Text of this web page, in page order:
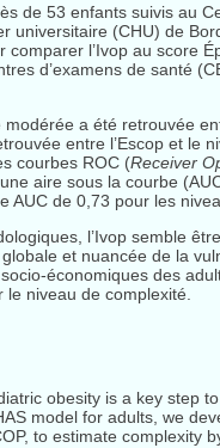
de 53 enfants suivis au
universitaire (CHU) de
l’Ivop au score
d’examens de santé
a été retrouvée
entre l’Escop et le
courbes ROC (Receiver
aire sous la courbe
AUC de 0,73 pour les
l’Ivop semble
et nuancée de la
économiques des
niveau de complexité.
obesity is a key step
model for adults, we
to estimate complexity